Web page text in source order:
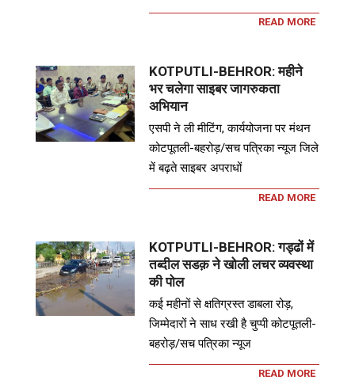
READ MORE
KOTPUTLI-BEHROR: महीने
भर चलेगा साइबर जागरुकता
अभियान
एसपी ने ली मीटिंग, कार्ययोजना पर मंथन
कोटपूतली-बहरोड़/सच पत्रिका न्यूज जिले
में बढ़ते साइबर अपराधों
READ MORE
KOTPUTLI-BEHROR: गड्ढों में
तब्दील सडक़ ने खोली लचर व्यवस्था
की पोल
कई महीनों से क्षतिग्रस्त डाबला रोड़,
जिम्मेदारों ने साध रखी है चुप्पी कोटपूतली-
बहरोड़/सच पत्रिका न्यूज
READ MORE